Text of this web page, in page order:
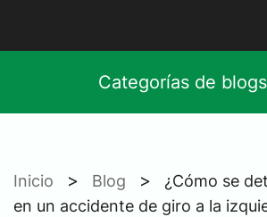
Categorías de blogs
Inicio > Blog >
¿Cómo se
en un accidente de giro a la